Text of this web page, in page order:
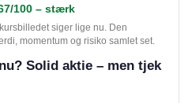
100 – stærk
siger lige nu. Den
momentum og risiko samlet set.
Solid aktie – men tjek